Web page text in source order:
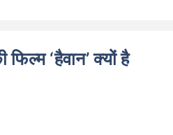
‘हैवान’ क्यों है